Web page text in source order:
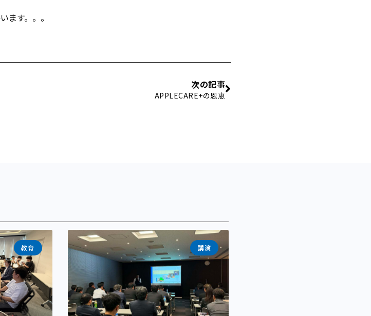
ます。。。
次の記事
APPLECARE+の恩恵
教育 講演